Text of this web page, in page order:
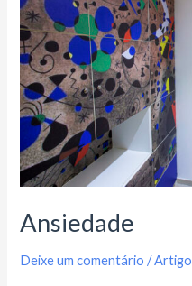
Ansiedade
Deixe um comentário /Artigo